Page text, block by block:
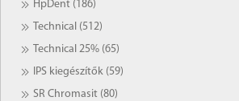
HpDent (186)
Technical (512)
Technical 25% (65)
IPS kiegészítők (59)
SR Chromasit (80)